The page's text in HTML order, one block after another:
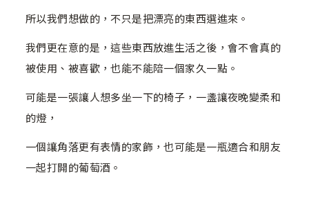
所以我們想做的，不只是把漂亮的東西選進來。
我們更在意的是，這些東西放進生活之後，會不會真的
被使用、被喜歡，也能不能陪一個家久一點。
可能是一張讓人想多坐一下的椅子，一盞讓夜晚變柔和
的燈，
一個讓角落更有表情的家飾，也可能是一瓶適合和朋友
一起打開的葡萄酒。